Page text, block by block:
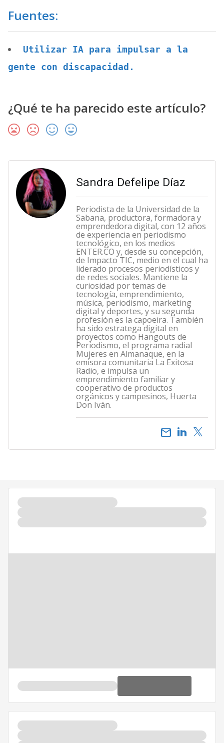
Fuentes:
Utilizar IA para impulsar a la
gente con discapacidad.
¿Qué te ha parecido este artículo?
Sandra Defelipe Díaz
Periodista de la Universidad de la
Sabana, productora, formadora y
emprendedora digital, con 12 años
de experiencia en periodismo
tecnológico, en los medios
ENTER.CO y, desde su concepción,
de Impacto TIC, medio en el cual ha
liderado procesos periodísticos y
de redes sociales. Mantiene la
curiosidad por temas de
tecnología, emprendimiento,
música, periodismo, marketing
digital y deportes, y su segunda
profesión es la capoeira. También
ha sido estratega digital en
proyectos como Hangouts de
Periodismo, el programa radial
Mujeres en Almanaque, en la
emisora comunitaria La Exitosa
Radio, e impulsa un
emprendimiento familiar y
cooperativo de productos
orgánicos y campesinos, Huerta
Don Iván.
email